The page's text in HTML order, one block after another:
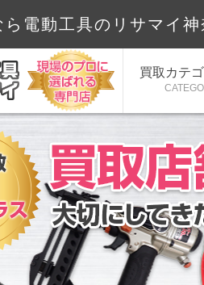
ら電動工具のリサマイ
買取カテ